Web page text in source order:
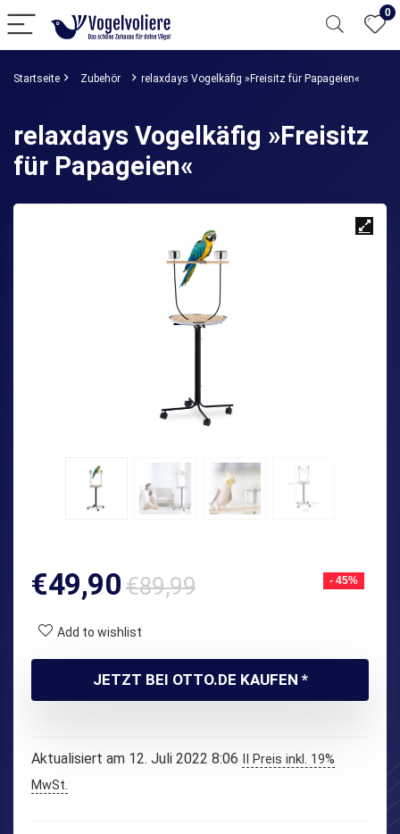
0
Startseite Zubehör relaxdays Vogelkäfig »Freisitz für Papageien«
relaxdays Vogelkäfig »Freisitz
für Papageien«
- 45%
€89,99Ursprünglicher
€89,99
€49,90 Aktueller
€49,90.
Add to wishlist
JETZT BEI OTTO.DE KAUFEN *
Aktualisiert am 12. Juli 2022 8:06
II Preis inkl. 19%
MwSt.